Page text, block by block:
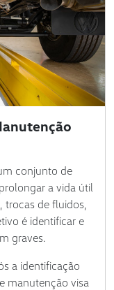
conjunto de
a vida útil
de fluidos,
é identificar e
graves.
a identificação
manutenção visa